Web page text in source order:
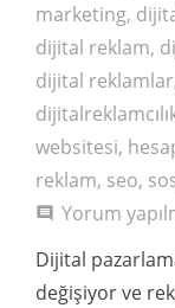
marketing,
dijital reklam,
dijital reklamlar
websitesi,
reklam, seo,
comment
Yorum
Dijital
değişiyor ve